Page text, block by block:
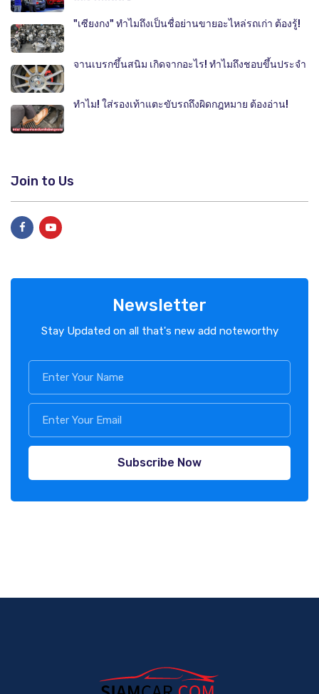
"เซียงกง" ทำไมถึงเป็นชื่อย่านขายอะไหล่รถเก่า ต้องรู้!
จานเบรกขึ้นสนิม เกิดจากอะไร! ทำไมถึงชอบขึ้นประจำ
ทำไม! ใส่รองเท้าแตะขับรถถึงผิดกฎหมาย ต้องอ่าน!
Join to Us
Newsletter
Stay Updated on all that's new add noteworthy
Subscribe Now